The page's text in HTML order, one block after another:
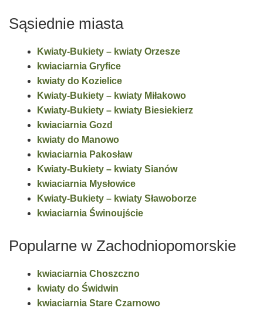
Sąsiednie miasta
Kwiaty-Bukiety – kwiaty Orzesze
kwiaciarnia Gryfice
kwiaty do Kozielice
Kwiaty-Bukiety – kwiaty Miłakowo
Kwiaty-Bukiety – kwiaty Biesiekierz
kwiaciarnia Gozd
kwiaty do Manowo
kwiaciarnia Pakosław
Kwiaty-Bukiety – kwiaty Sianów
kwiaciarnia Mysłowice
Kwiaty-Bukiety – kwiaty Sławoborze
kwiaciarnia Świnoujście
Popularne w Zachodniopomorskie
kwiaciarnia Choszczno
kwiaty do Świdwin
kwiaciarnia Stare Czarnowo